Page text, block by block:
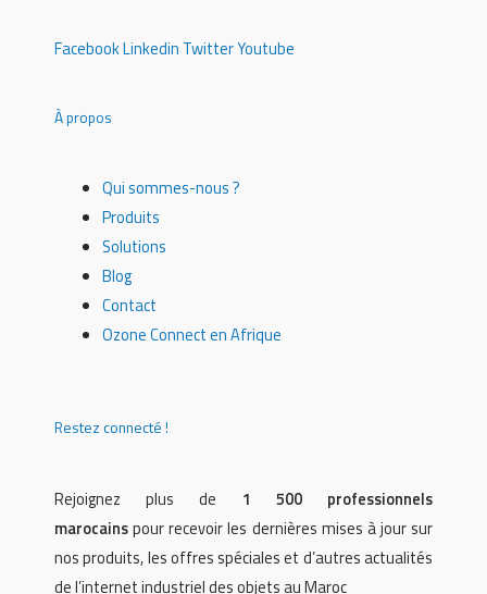
FacebookLinkedin TwitterYoutube
À propos
Qui sommes-nous ?
Produits
Solutions
Blog
Contact
Ozone Connect en Afrique
Restez connecté !
Rejoignez plus de 1 500 professionnels
marocainspour recevoir les dernières mises à jour sur
nos produits, les offres spéciales et d’autres actualités
de l’internet industriel des objets au Maroc